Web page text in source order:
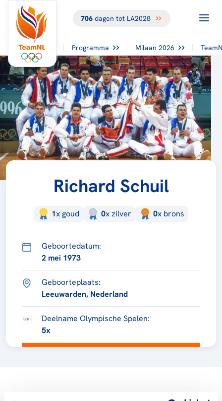
706dagen tot LA2028
Programma Milaan 2026
Richard Schuil
1x goud 0xzilver 0x brons
Geboortedatum:
2 mei 1973
Geboorteplaats:
Leeuwarden, Nederland
Deelname Olympische Spelen:
5x